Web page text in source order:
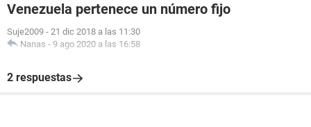
Venezuela pertenece un número fijo
Suje2009 - 21 dic 2018 a las 11:30
Nanas - 9 ago 2020 a las 16:58
2 respuestas